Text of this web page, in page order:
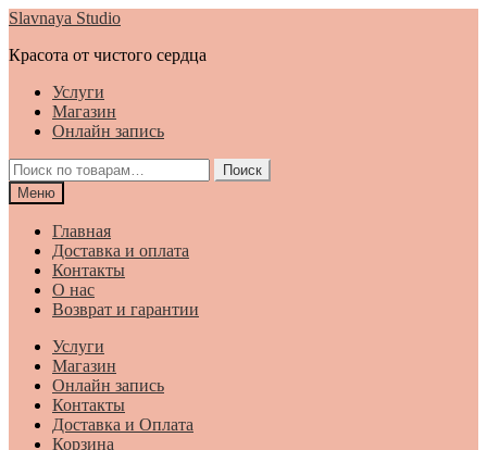
Перейти
навигации
Перейти
содержимому
Slavnaya Studio
Красота от чистого сердца
Услуги
Магазин
Онлайн запись
Искать:
Поиск
Меню
Главная
Доставка и оплата
Контакты
О нас
Возврат и гарантии
Услуги
Магазин
Онлайн запись
Контакты
Доставка и Оплата
Корзина